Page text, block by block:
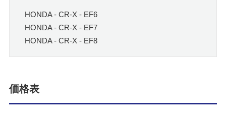
HONDA - CR-X - EF6
HONDA - CR-X - EF7
HONDA - CR-X - EF8
価格表